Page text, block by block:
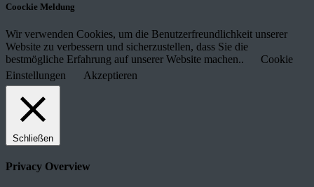
Coockie Meldung
Wir verwenden Cookies, um die Benutzerfreundlichkeit unserer
Website zu verbessern und sicherzustellen, dass Sie die
bestmögliche Erfahrung auf unserer Website machen..
Cookie
Einstellungen
Akzeptieren
Schließen
Privacy Overview